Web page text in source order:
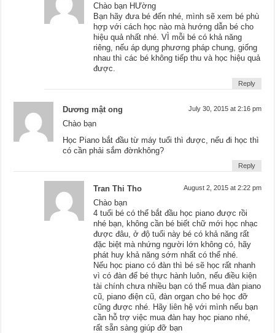
Chào bạn HƯờng
Bạn hãy đưa bé đến nhé, mình sẽ xem bé phù
hợp với cách học nào mà hướng dẫn bé cho
hiệu quả nhất nhé. VÌ mỗi bé có khả năng
riêng, nếu áp dụng phương pháp chung, giống
nhau thì các bé không tiếp thu và học hiệu quả
được.
Reply
Dương mật ong July 30, 2015 at 2:16 pm
Chào bạn
Học Piano bắt đầu từ máy tuổi thì được, nếu đi học thì
có cần phải sắm đờnkhông?
Reply
Tran Thi Tho August 2, 2015 at 2:22 pm
Chào bạn
4 tuổi bé có thể bắt đầu học piano được rồi
nhé bạn, không cần bé biết chữ mới học nhạc
được đâu, ở độ tuổi này bé có khả năng rất
đặc biệt mà nhứng người lớn không có, hãy
phát huy khả năng sớm nhất có thể nhé.
Nếu học piano có đàn thì bé sẽ học rất nhanh
vì có đàn để bé thực hành luôn, nếu điều kiện
tài chính chưa nhiều bạn có thể mua đàn piano
cũ, piano điện cũ, đàn organ cho bé học đỡ
cũng được nhé. Hãy liên hệ với mình nếu bạn
cần hỗ trợ việc mua đàn hay học piano nhé,
rất sẵn sàng giúp đỡ bạn